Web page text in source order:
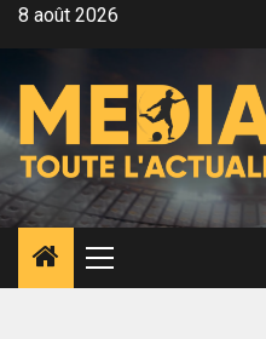
Aller8 août 2026
Menu
principal